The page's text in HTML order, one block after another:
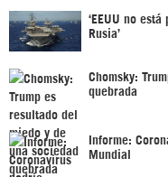
‘EEUU no
Rusia’
Chomsky:
quebrada
Informe:
Mundial